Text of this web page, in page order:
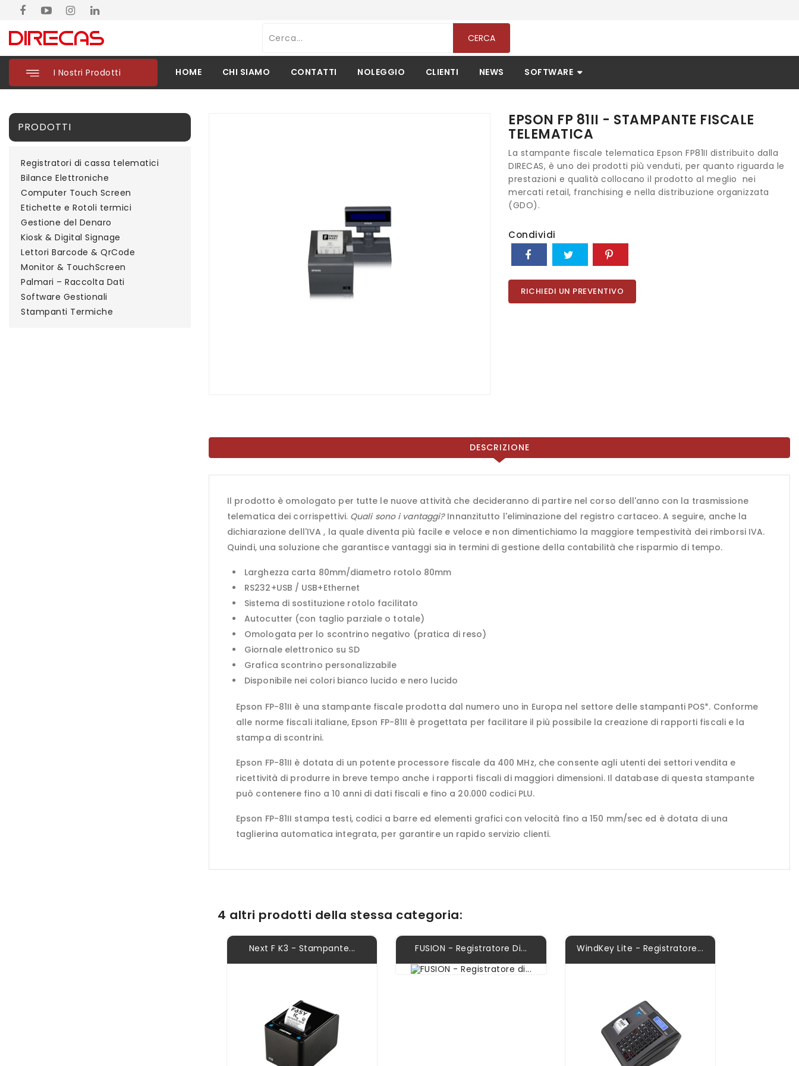
CERCA
I Nostri Prodotti HOME CHI SIAMO CONTATTI NOLEGGIO CLIENTI NEWS SOFTWARE
PRODOTTI
Registratori di cassa telematici
Bilance Elettroniche
Computer Touch Screen
Etichette e Rotoli termici
Gestione del Denaro
Kiosk & Digital Signage
Lettori Barcode & QrCode
Monitor & TouchScreen
Palmari – Raccolta Dati
Software Gestionali
Stampanti Termiche
EPSON FP 81II - STAMPANTE FISCALE
TELEMATICA
La stampante fiscale telematica Epson FP81II distribuito dalla
DIRECAS, è uno dei prodotti più venduti, per quanto riguarda le
prestazioni e qualità collocano il prodotto al meglio nei
mercati retail, franchising e nella distribuzione organizzata
(GDO).
Condividi
RICHIEDI UN PREVENTIVO
DESCRIZIONE
Il prodotto è omologato per tutte le nuove attività che decideranno di partire nel corso dell'anno con la trasmissione
telematica dei corrispettivi. Quali sono i vantaggi?Innanzitutto l'eliminazione del registro cartaceo. A seguire, anche la
dichiarazione dell'IVA , la quale diventa più facile e veloce e non dimentichiamo la maggiore tempestività dei rimborsi IVA.
Quindi, una soluzione che garantisce vantaggi sia in termini di gestione della contabilità che risparmio di tempo.
Larghezza carta 80mm/diametro rotolo 80mm
RS232+USB / USB+Ethernet
Sistema di sostituzione rotolo facilitato
Autocutter (con taglio parziale o totale)
Omologata per lo scontrino negativo (pratica di reso)
Giornale elettronico su SD
Grafica scontrino personalizzabile
Disponibile nei colori bianco lucido e nero lucido
Epson FP-81II è una stampante fiscale prodotta dal numero uno in Europa nel settore delle stampanti POS*. Conforme
alle norme fiscali italiane, Epson FP-81II è progettata per facilitare il più possibile la creazione di rapporti fiscali e la
stampa di scontrini.
Epson FP-81II è dotata di un potente processore fiscale da 400 MHz, che consente agli utenti dei settori vendita e
ricettività di produrre in breve tempo anche i rapporti fiscali di maggiori dimensioni. Il database di questa stampante
può contenere fino a 10 anni di dati fiscali e fino a 20.000 codici PLU.
Epson FP-81II stampa testi, codici a barre ed elementi grafici con velocità fino a 150 mm/sec ed è dotata di una
taglierina automatica integrata, per garantire un rapido servizio clienti.
4 altri prodotti della stessa categoria:
Next F K3 - Stampante... FUSION - Registratore Di... WindKey Lite - Registratore...